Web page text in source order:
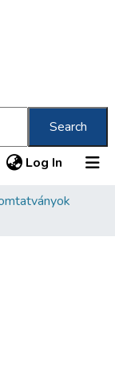
Search
Log In (current)